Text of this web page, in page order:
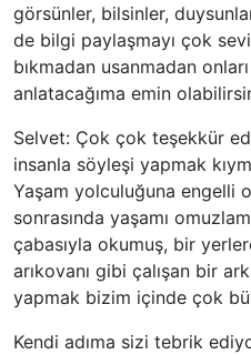
görsünler, bilsinler,
de bilgi paylaşmayı çok
bıkmadan usanmadan
anlatacağıma emin
Selvet: Çok çok teşekkür
insanla söyleşi yapmak
Yaşam yolculuğuna engelli
sonrasında yaşamı
çabasıyla okumuş, bir
arıkovanı gibi çalışan bir
yapmak bizim içinde çok
Kendi adıma sizi tebrik